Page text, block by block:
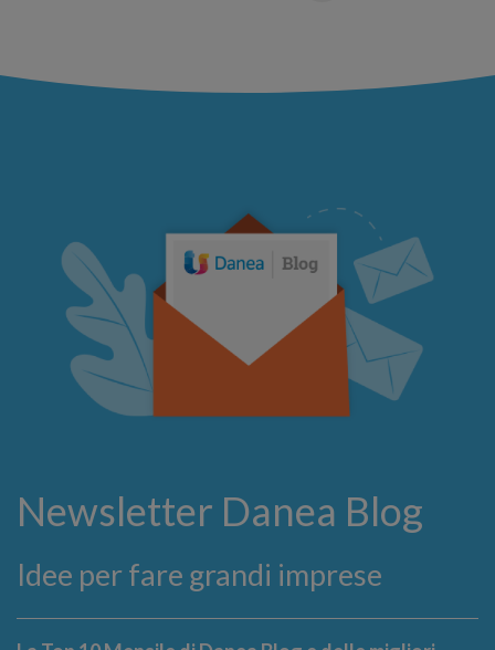
Newsletter Danea Blog
Idee per fare grandi imprese